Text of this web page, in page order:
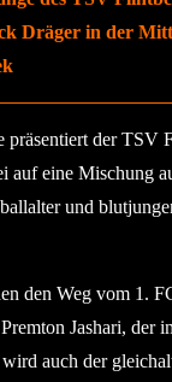
Dräger in der
präsentiert der TSV
auf eine Mischung
und
den Weg vom 1.
Jashari, der
auch der